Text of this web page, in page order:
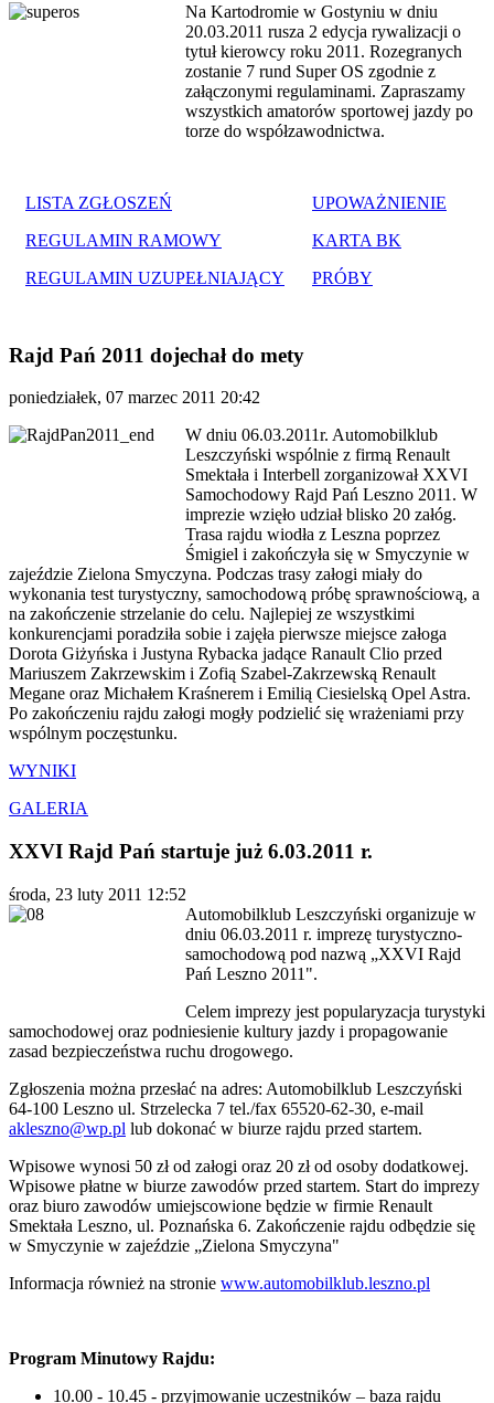
Na Kartodromie w Gostyniu w dniu
20.03.2011 rusza 2 edycja rywalizacji o
tytuł kierowcy roku 2011. Rozegranych
zostanie 7 rund Super OS zgodnie z
załączonymi regulaminami. Zapraszamy
wszystkich amatorów sportowej jazdy po
torze do współzawodnictwa.
LISTA ZGŁOSZEŃ
REGULAMIN RAMOWY
REGULAMIN UZUPEŁNIAJĄCY
UPOWAŻNIENIE
KARTA BK
PRÓBY
Rajd Pań 2011 dojechał do mety
poniedziałek, 07 marzec 2011 20:42
W dniu 06.03.2011r. Automobilklub
Leszczyński wspólnie z firmą Renault
Smektała i Interbell zorganizował XXVI
Samochodowy Rajd Pań Leszno 2011. W
imprezie wzięło udział blisko 20 załóg.
Trasa rajdu wiodła z Leszna poprzez
Śmigiel i zakończyła się w Smyczynie w
zajeździe Zielona Smyczyna. Podczas trasy załogi miały do
wykonania test turystyczny, samochodową próbę sprawnościową, a
na zakończenie strzelanie do celu. Najlepiej ze wszystkimi
konkurencjami poradziła sobie i zajęła pierwsze miejsce załoga
Dorota Giżyńska i Justyna Rybacka jadące Ranault Clio przed
Mariuszem Zakrzewskim i Zofią Szabel-Zakrzewską Renault
Megane oraz Michałem Kraśnerem i Emilią Ciesielską Opel Astra.
Po zakończeniu rajdu załogi mogły podzielić się wrażeniami przy
wspólnym poczęstunku.
WYNIKI
GALERIA
XXVI Rajd Pań startuje już 6.03.2011 r.
środa, 23 luty 2011 12:52
Automobilklub Leszczyński organizuje w
dniu 06.03.2011 r. imprezę turystyczno-
samochodową pod nazwą „XXVI Rajd
Pań Leszno 2011".
Celem imprezy jest popularyzacja turystyki
samochodowej oraz podniesienie kultury jazdy i propagowanie
zasad bezpieczeństwa ruchu drogowego.
Zgłoszenia można przesłać na adres: Automobilklub Leszczyński
64-100 Leszno ul. Strzelecka 7 tel./fax 65520-62-30, e-mail
akleszno@wp.pl lub dokonać w biurze rajdu przed startem.
Wpisowe wynosi 50 zł od załogi oraz 20 zł od osoby dodatkowej.
Wpisowe płatne w biurze zawodów przed startem. Start do imprezy
oraz biuro zawodów umiejscowione będzie w firmie Renault
Smektała Leszno, ul. Poznańska 6. Zakończenie rajdu odbędzie się
w Smyczynie w zajeździe „Zielona Smyczyna"
Informacja również na stronie www.automobilklub.leszno.pl
Program Minutowy Rajdu:
10.00 - 10.45 - przyjmowanie uczestników – baza rajdu